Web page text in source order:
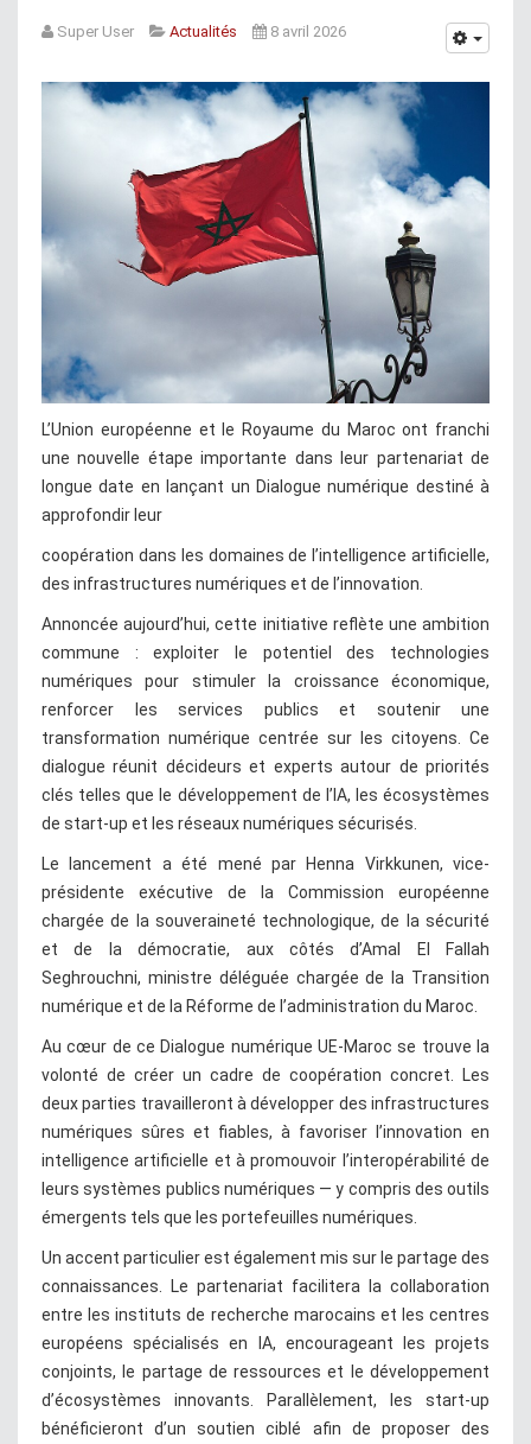
Super User Actualités 8 avril 2026
L’Union européenne et le Royaume du Maroc ont franchi
une nouvelle étape importante dans leur partenariat de
longue date en lançant un Dialogue numérique destiné à
approfondir leur
coopération dans les domaines de l’intelligence artificielle,
des infrastructures numériques et de l’innovation.
Annoncée aujourd’hui, cette initiative reflète une ambition
commune : exploiter le potentiel des technologies
numériques pour stimuler la croissance économique,
renforcer les services publics et soutenir une
transformation numérique centrée sur les citoyens. Ce
dialogue réunit décideurs et experts autour de priorités
clés telles que le développement de l’IA, les écosystèmes
de start-up et les réseaux numériques sécurisés.
Le lancement a été mené par Henna Virkkunen, vice-
présidente exécutive de la Commission européenne
chargée de la souveraineté technologique, de la sécurité
et de la démocratie, aux côtés d’Amal El Fallah
Seghrouchni, ministre déléguée chargée de la Transition
numérique et de la Réforme de l’administration du Maroc.
Au cœur de ce Dialogue numérique UE-Maroc se trouve la
volonté de créer un cadre de coopération concret. Les
deux parties travailleront à développer des infrastructures
numériques sûres et fiables, à favoriser l’innovation en
intelligence artificielle et à promouvoir l’interopérabilité de
leurs systèmes publics numériques — y compris des outils
émergents tels que les portefeuilles numériques.
Un accent particulier est également mis sur le partage des
connaissances. Le partenariat facilitera la collaboration
entre les instituts de recherche marocains et les centres
européens spécialisés en IA, encourageant les projets
conjoints, le partage de ressources et le développement
d’écosystèmes innovants. Parallèlement, les start-up
bénéficieront d’un soutien ciblé afin de proposer des